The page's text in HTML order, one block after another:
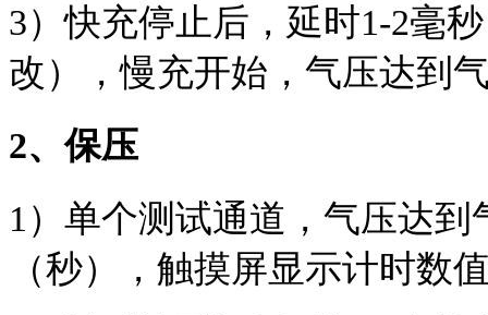
3）快充停止后，延时1-2毫
改），慢充开始，气压达到
2、保压
1）单个测试通道，气压达
（秒），触摸屏显示计时数